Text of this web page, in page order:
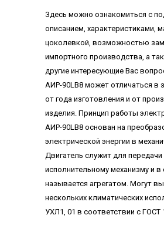
Здесь можно ознакомиться с
описанием, характеристиками,
цоколевкой, возможностью
импортного производства, а
другие интересующие Вас
АИР-90LВ8 может отличаться в
от года изготовления и от
изделия. Принцип работы
АИР-90LВ8 основан на
электрической энергии в
Двигатель служит для
исполнительному механизму и в
называется агрегатом. Могут
нескольких климатических
УХЛ1, 01 в соответствии с ГОСТ